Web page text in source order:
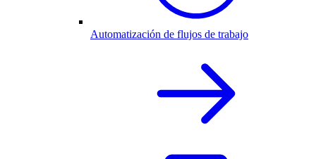
Automatización de flujos de trabajo